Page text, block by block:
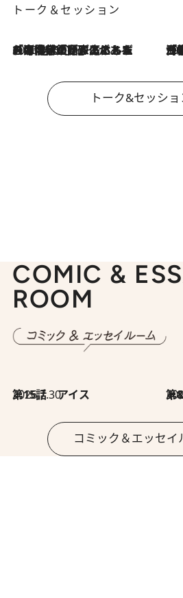
トーク＆セッション
2026.8.3
「今後値上げがあるとすれば…」「リスクがあるのは今年の冬」エネルギー専門家が語る、ホルムズ海峡封鎖が家庭にもたらす“ある心配” 「住宅建てられない…」「サ
トーク&セッショ
COMIC &
ROOM
2026.7.30
第15話 アイス 第8回
コミック＆エッセイ